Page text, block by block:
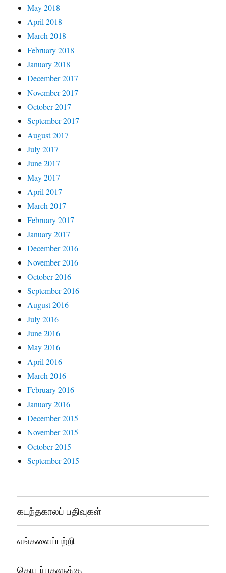
May 2018
April 2018
March 2018
February 2018
January 2018
December 2017
November 2017
October 2017
September 2017
August 2017
July 2017
June 2017
May 2017
April 2017
March 2017
February 2017
January 2017
December 2016
November 2016
October 2016
September 2016
August 2016
July 2016
June 2016
May 2016
April 2016
March 2016
February 2016
January 2016
December 2015
November 2015
October 2015
September 2015
கடந்தகாலப் பதிவுகள்
எங்களைப்பற்றி
தொடர்புகளுக்கு